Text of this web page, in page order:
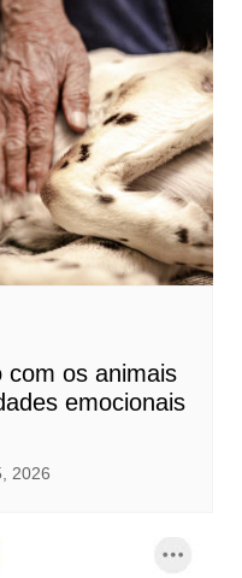
com os animais
emocionais
2026